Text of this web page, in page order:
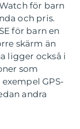
för barn
och pris.
för barn en
skärm än
ligger också i
som
GPS-
andra